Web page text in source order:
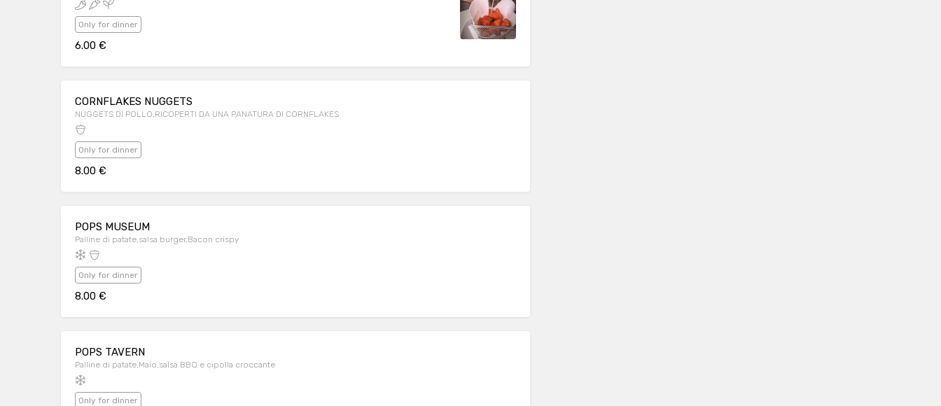
Only for dinner
6.00 €
CORNFLAKES NUGGETS
NUGGETS DI POLLO,RICOPERTI DA UNA PANATURA DI CORNFLAKES
Only for dinner
8.00 €
POPS MUSEUM
Palline di patate,salsa burger,Bacon crispy
Only for dinner
8.00 €
POPS TAVERN
Palline di patate,Maio,salsa BBQ e cipolla croccante
Only for dinner